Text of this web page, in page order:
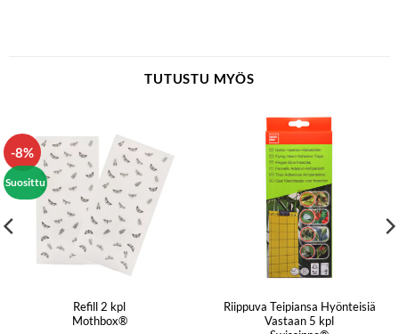
TUTUSTU MYÖS
-8%
Suosittu
Refill 2 kpl
Mothbox®
Riippuva Teipiansa Hyönteisiä
Vastaan 5 kpl